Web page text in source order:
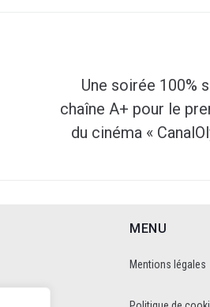
Une soirée 100%
chaîne A+ pour le
du cinéma «
MENU
Mentions légales